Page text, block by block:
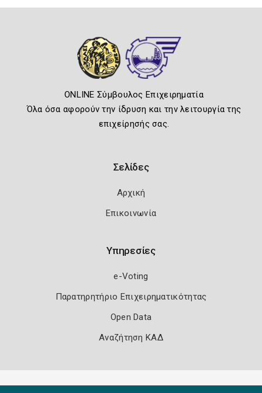
ONLINE Σύμβουλος Επιχειρηματία
Όλα όσα αφορούν την ίδρυση και την λειτουργία της
επιχείρησής σας.
Σελίδες
Αρχική
Επικοινωνία
Υπηρεσίες
e-Voting
Παρατηρητήριο Επιχειρηματικότητας
Open Data
Αναζήτηση ΚΑΔ